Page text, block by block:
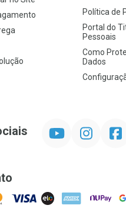
Política de
Portal do
Pessoais
Como
Dados
Instagram
VISA ELO AMEX NuPay